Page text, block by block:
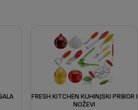
FRESH KITCHEN KUHINJSKI PRIBOR I
NOŽEVI